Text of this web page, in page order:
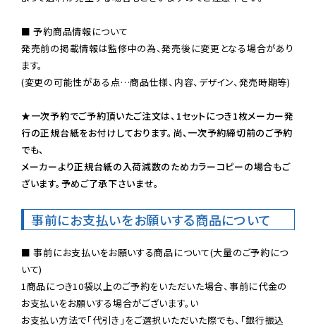
■ 予約商品情報について
発売前の掲載情報は監修中の為、発売後に変更となる場合があり
ます。
(変更の可能性がある点…商品仕様、内容、デザイン、発売時期等)
★一次予約でご予約頂いたご注文は、1セットにつき1枚メーカー発
行の正規台紙をお付けしております。尚、一次予約締切前のご予約
でも、
メーカーより正規台紙の入荷減数のためカラーコピーの場合もご
ざいます。予めご了承下さいませ。
事前にお支払いをお願いする商品について
■ 事前にお支払いをお願いする商品について(大量のご予約につ
いて)
1商品につき10袋以上のご予約をいただいた場合、事前に代金の
お支払いをお願いする場合がございます。い
お支払い方法で「代引き」をご選択いただいた際でも、「銀行振込